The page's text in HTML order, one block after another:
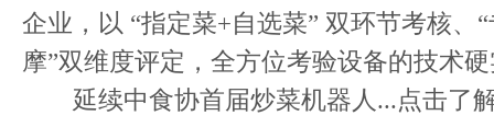
企业，以 “指定菜+自选菜” 双环节考核、
摩”双维度评定，全方位考验设备的技术
延续中食协首届炒菜机器人...点击了